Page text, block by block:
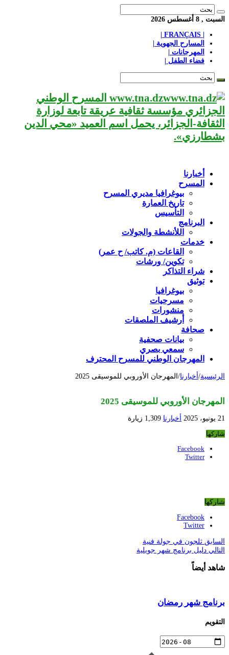
السبت , 8 أغسطس 2026
المسارح الجهوية |
المهرجانات |
فضاء الطفل |
www.tna.dz المسرح الوطني
الجزائري مؤسسة ثقافية عريقة تابعة لوزارة
الثقافة-الجزائر، يحمل اسم العميد «محي الدين
بشطارزي».
أخبارنا
المسرح
بيوغرافيا مديري المسرح
تاريخ العمارة
التأسيس
البرنامج
اللأنشطة والجولات
خدمات
القاعات (م. كاتب/ ح عمر)
تكوين/ ورشات
شراء التذاكر
توثيق
بيوغرافيا
مسرحيات
منشورات
أرشيف الملصقات
صحافة
بيانات صحفية
سمعي بصري
المهرجان الوطني للمسرح المحترف
الرئيسية/ أخبارنا/ المهرجان الأوروبي للموسيقى 2025
المهرجان الأوروبي للموسيقى 2025
21 يونيو، 2025 أخبارنا 1,309 زيارة
شاركها
Facebook
Twitter
شاركها
Facebook
Twitter
السابق ثلجون في جولة فنية
التالي دليل برنامج شهر جويلية
شاهد أيضاً
برنامج شهر رمضان
التقويم